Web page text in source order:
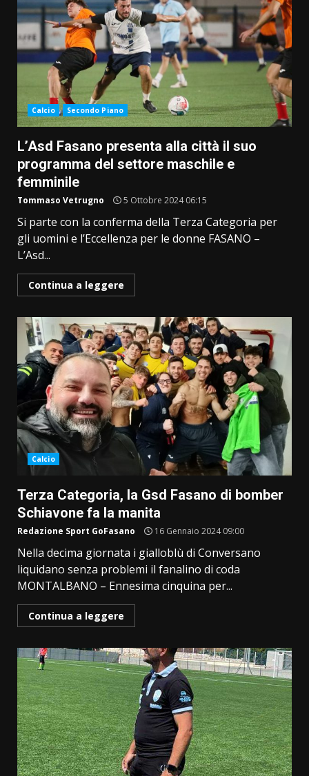
Calcio Secondo Piano
L’Asd Fasano presenta alla città il suo
programma del settore maschile e
femminile
Tommaso Vetrugno 5 Ottobre 2024 06:15
Si parte con la conferma della Terza Categoria per
gli uomini e l’Eccellenza per le donne FASANO –
L’Asd...
Continua a leggere
Calcio
Terza Categoria, la Gsd Fasano di bomber
Schiavone fa la manita
Redazione Sport GoFasano 16 Gennaio 2024 09:00
Nella decima giornata i gialloblù di Conversano
liquidano senza problemi il fanalino di coda
MONTALBANO – Ennesima cinquina per...
Continua a leggere